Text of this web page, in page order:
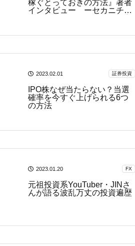
稼ぐとっておきの方法』著者
インタビュー ーセカニチに
2023.02.01 証券投資
IPO株なぜ当たらない？当選
確率を今すぐ上げられる6つ
の方法
2023.01.20 FX
元祖投資系YouTuber・JINさ
んが語る波乱万丈の投資遍歴